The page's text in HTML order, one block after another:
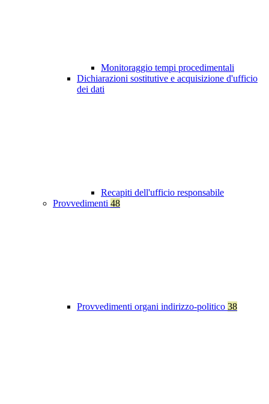
Monitoraggio tempi procedimentali
Dichiarazioni sostitutive e acquisizione d'ufficio
dei dati
Recapiti dell'ufficio responsabile
Provvedimenti 48
Provvedimenti organi indirizzo-politico 38